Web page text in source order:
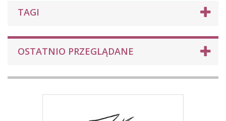
TAGI
OSTATNIO PRZEGLĄDANE